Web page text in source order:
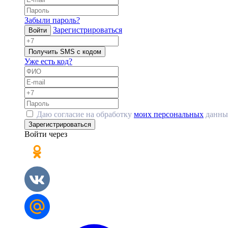
Забыли пароль?
Войти Зарегистрироваться
Получить SMS с кодом
Уже есть код?
Даю согласие на обработку моих персональных
Зарегистрироваться
Войти через